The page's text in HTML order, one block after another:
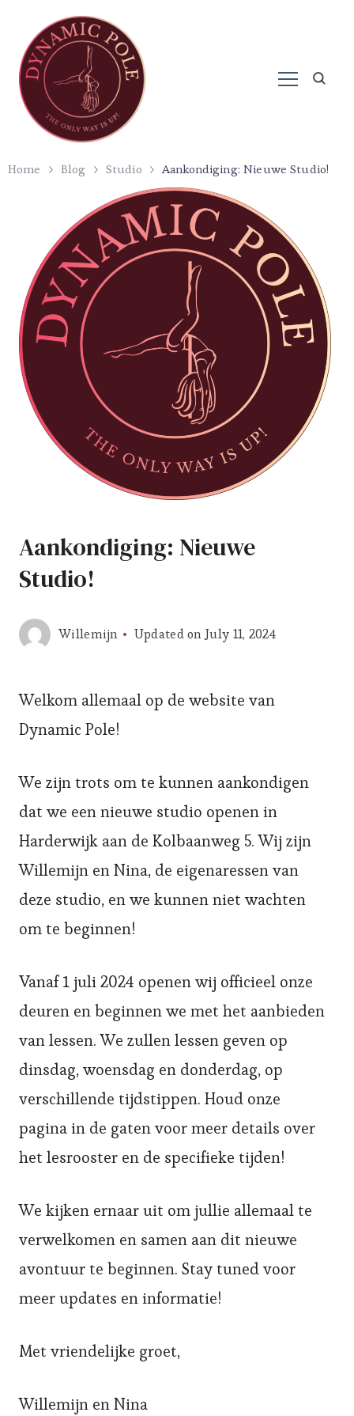
Dynamic Pole
Home Blog Studio Aankondiging: Nieuwe Studio!
Aankondiging: Nieuwe
Studio!
Willemijn Updated onJuly 11, 2024
Welkom allemaal op de website van
Dynamic Pole!
We zijn trots om te kunnen aankondigen
dat we een nieuwe studio openen in
Harderwijk aan de Kolbaanweg 5. Wij zijn
Willemijn en Nina, de eigenaressen van
deze studio, en we kunnen niet wachten
om te beginnen!
Vanaf 1 juli 2024 openen wij officieel onze
deuren en beginnen we met het aanbieden
van lessen. We zullen lessen geven op
dinsdag, woensdag en donderdag, op
verschillende tijdstippen. Houd onze
pagina in de gatenvoor meer details over
het lesrooster en de specifieke tijden!
We kijken ernaar uit om jullie allemaal te
verwelkomen en samen aan dit nieuwe
avontuur te beginnen. Stay tuned voor
meer updates en informatie!
Met vriendelijke groet,
Willemijn en Nina